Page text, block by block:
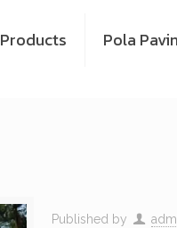
Products Pola
Published by